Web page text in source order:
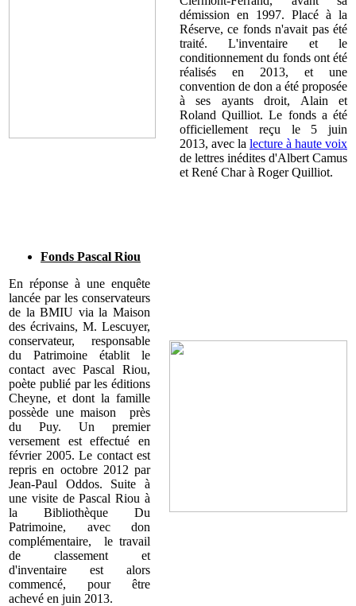
démission en 1997. Placé à la
Réserve, ce fonds n'avait pas été
traité. L'inventaire et le
conditionnement du fonds ont été
réalisés en 2013, et une
convention de don a été proposée
à ses ayants droit, Alain et
Roland Quilliot. Le fonds a été
officiellement reçu le 5 juin
2013, avec la lecture à haute voix
de lettres inédites d'Albert Camus
et René Char à Roger Quilliot.
Fonds Pascal Riou
En réponse à une enquête
lancée par les conservateurs
de la BMIU via la Maison
des écrivains, M. Lescuyer,
conservateur, responsable
du Patrimoine établit le
contact avec Pascal Riou,
poète publié par les éditions
Cheyne, et dont la famille
possède une maison près
du Puy. Un premier
versement est effectué en
février 2005. Le contact est
repris en octobre 2012 par
Jean-Paul Oddos. Suite à
une visite de Pascal Riou à
la Bibliothèque Du
Patrimoine, avec don
complémentaire, le travail
de classement et
d'inventaire est alors
commencé, pour être
achevé en juin 2013.